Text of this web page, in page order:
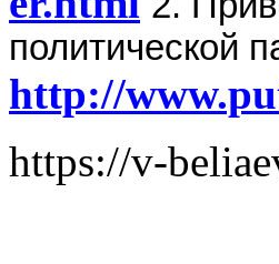
политической
http://
https://v-